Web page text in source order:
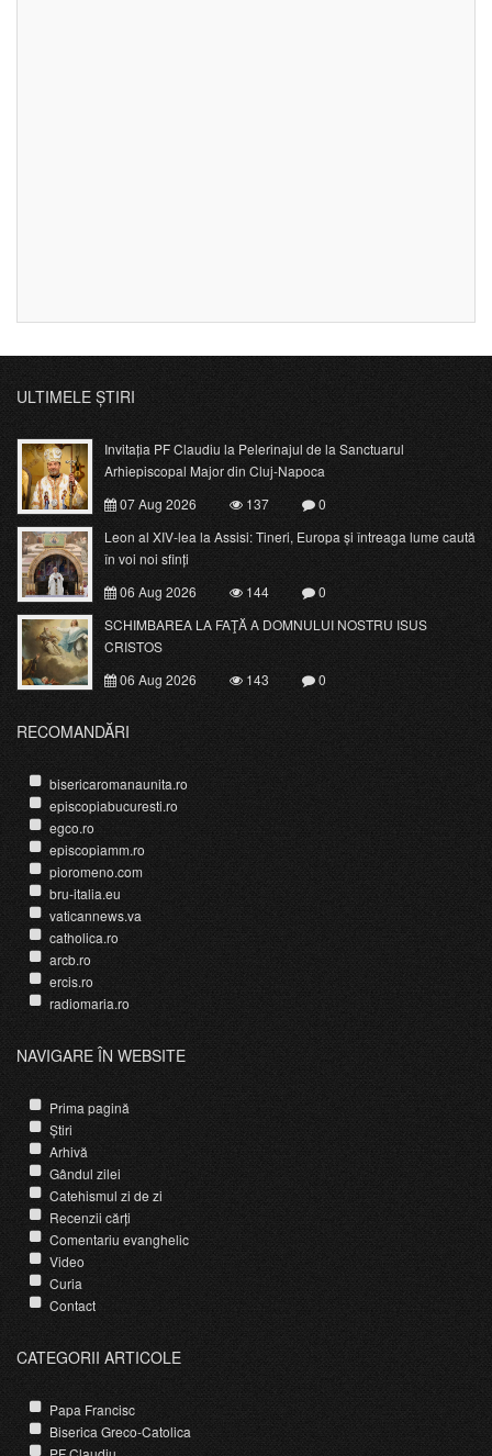
ULTIMELE ȘTIRI
Invitația PF Claudiu la Pelerinajul de la Sanctuarul
Arhiepiscopal Major din Cluj-Napoca
07 Aug 2026
137
0
Leon al XIV-lea la Assisi: Tineri, Europa și întreaga lume caută
în voi noi sfinți
06 Aug 2026
144
0
SCHIMBAREA LA FAŢĂ A DOMNULUI NOSTRU ISUS
CRISTOS
06 Aug 2026
143 0
RECOMANDĂRI
bisericaromanaunita.ro
episcopiabucuresti.ro
egco.ro
episcopiamm.ro
pioromeno.com
bru-italia.eu
vaticannews.va
catholica.ro
arcb.ro
ercis.ro
radiomaria.ro
NAVIGARE ÎN WEBSITE
Prima pagină
Știri
Arhivă
Gândul zilei
Catehismul zi de zi
Recenzii cărți
Comentariu evanghelic
Video
Curia
Contact
CATEGORII ARTICOLE
Papa Francisc
Biserica Greco-Catolica